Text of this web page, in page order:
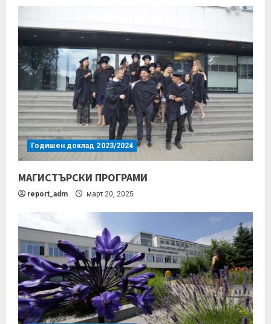
Годишен доклад 2023/2024
МАГИСТЪРСКИ ПРОГРАМИ
report_adm март 20, 2025